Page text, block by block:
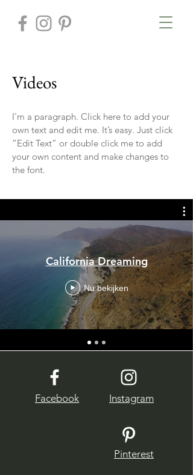
Videos
I'm a paragraph. Click here to add your
own text and edit me. It’s easy. Just click
“Edit Text” or double click me to add
your own content and make changes to
the font.
California Dreaming
Nu bekijken
Facebook Instagram
Pinterest